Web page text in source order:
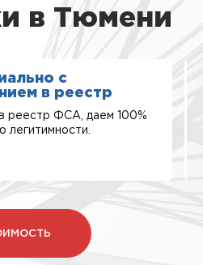
в Тюмени
с
в реестр
реестр ФСА, даем 100%
легитимности.